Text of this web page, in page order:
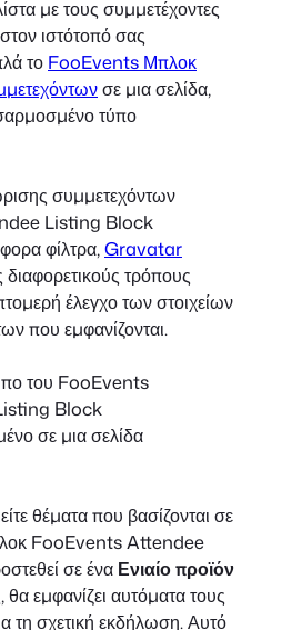
με τους συμμετέχοντες
ιστότοπό σας
το FooEvents Μπλοκ
σε μια σελίδα,
τύπο
συμμετεχόντων
Listing Block
φίλτρα,Gravatar
διαφορετικούς τρόπους
έλεγχο των στοιχείων
που εμφανίζονται.
θέματα που βασίζονται σε
FooEvents Attendee
σε ένα Ενιαίο προϊόν
εμφανίζει αυτόματα τους
τη σχετική εκδήλωση. Αυτό